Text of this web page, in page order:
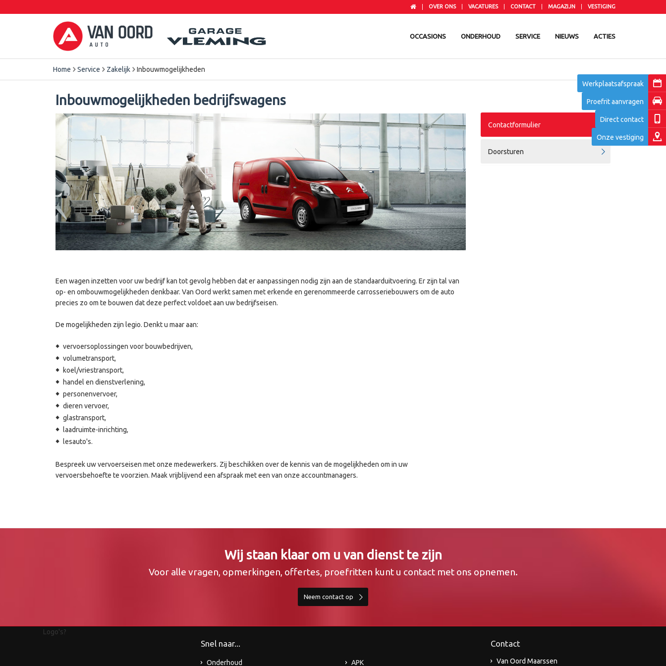
OVER ONS VACATURES CONTACT MAGAZIJN VESTIGING
OCCASIONS ONDERHOUD SERVICE NIEUWS ACTIES
Home Service Zakelijk Inbouwmogelijkheden
Inbouwmogelijkheden bedrijfswagens
Een wagen inzetten voor uw bedrijf kan tot gevolg hebben dat er aanpassingen nodig zijn aan de standaarduitvoering. Er zijn tal van
op- en ombouwmogelijkheden denkbaar. Van Oord werkt samen met erkende en gerenommeerde carrosseriebouwers om de auto
precies zo om te bouwen dat deze perfect voldoet aan uw bedrijfseisen.
De mogelijkheden zijn legio. Denkt u maar aan:
vervoersoplossingen voor bouwbedrijven,
volumetransport,
koel/vriestransport,
handel en dienstverlening,
personenvervoer,
dieren vervoer,
glastransport,
laadruimte-inrichting,
lesauto's.
Bespreek uw vervoerseisen met onze medewerkers. Zij beschikken over de kennis van de mogelijkheden om in uw
vervoersbehoefte te voorzien. Maak vrijblijvend een afspraak met een van onze accountmanagers.
Contactformulier
Doorsturen
Wij staan klaar om u van dienst te zijn
Voor alle vragen, opmerkingen, offertes, proefritten kunt u contact met ons opnemen.
Neem contact op
Logo's?
Snel naar...
Onderhoud APK
Contact
Van Oord Maarssen
Werkplaatsafspraak
Proefrit aanvragen
Direct contact
Onze vestiging